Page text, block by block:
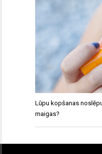
Lūpu kopšanas
maigas?